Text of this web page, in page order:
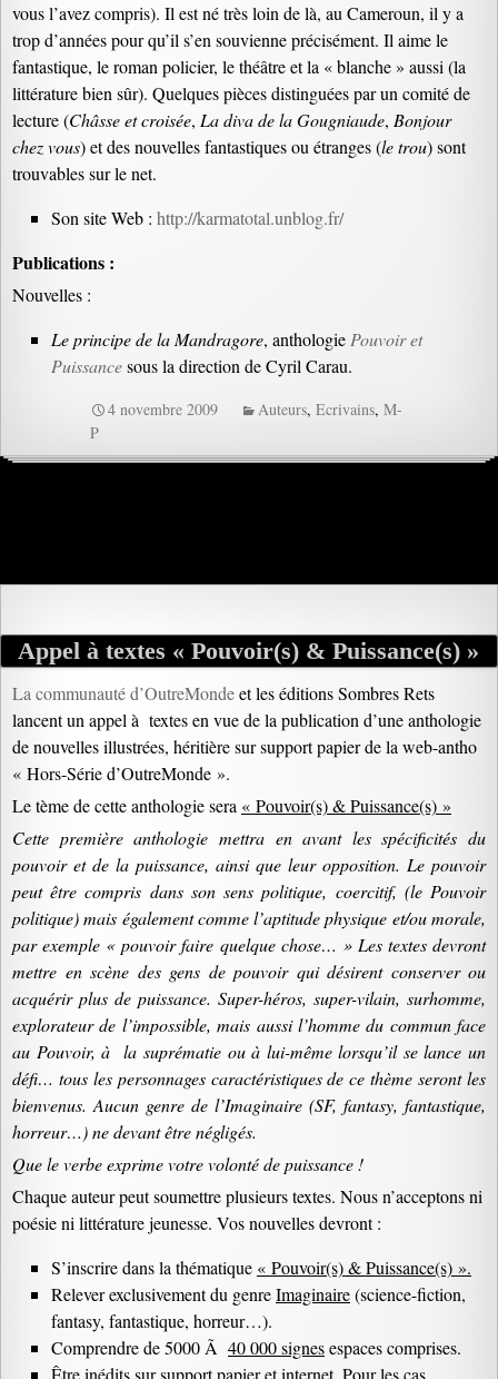
vous l’avez compris). Il est né très loin de là, au Cameroun, il y a
trop d’années pour qu’il s’en souvienne précisément. Il aime le
fantastique, le roman policier, le théâtre et la « blanche » aussi (la
littérature bien sûr). Quelques pièces distinguées par un comité de
lecture (Châsse et croisée, La diva de la Gougniaude, Bonjour
chez vous) et des nouvelles fantastiques ou étranges (le trou) sont
trouvables sur le net.
Son site Web : http://karmatotal.unblog.fr/
Publications :
Nouvelles :
Le principe de la Mandragore, anthologie Pouvoir et
Puissancesous la direction de Cyril Carau.
4 novembre 2009 Auteurs,Ecrivains,M-
P
Appel à textes « Pouvoir(s) & Puissance(s) »
La communauté d’OutreMondeet les éditions Sombres Rets
lancent un appel à textes en vue de la publication d’une anthologie
de nouvelles illustrées, héritière sur support papier de la web-antho
« Hors-Série d’OutreMonde ».
Le tème de cette anthologie sera « Pouvoir(s) & Puissance(s) »
Cette première anthologie mettra en avant les spécificités du
pouvoir et de la puissance, ainsi que leur opposition. Le pouvoir
peut être compris dans son sens politique, coercitif, (le Pouvoir
politique) mais également comme l’aptitude physique et/ou morale,
par exemple « pouvoir faire quelque chose… » Les textes devront
mettre en scène des gens de pouvoir qui désirent conserver ou
acquérir plus de puissance. Super-héros, super-vilain, surhomme,
explorateur de l’impossible, mais aussi l’homme du commun face
au Pouvoir, à la suprématie ou à lui-même lorsqu’il se lance un
défi… tous les personnages caractéristiques de ce thème seront les
bienvenus. Aucun genre de l’Imaginaire (SF, fantasy, fantastique,
horreur…) ne devant être négligés.
Que le verbe exprime votre volonté de puissance !
Chaque auteur peut soumettre plusieurs textes. Nous n’acceptons ni
poésie ni littérature jeunesse. Vos nouvelles devront :
S’inscrire dans la thématique « Pouvoir(s) & Puissance(s) ».
Relever exclusivement du genreImaginaire(science-fiction,
fantasy, fantastique, horreur…).
Comprendre de 5000 Ã 40 000 signesespaces comprises.
Être inédits sur support papier et internet. Pour les cas